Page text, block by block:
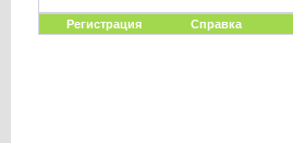
Регистрация Справка